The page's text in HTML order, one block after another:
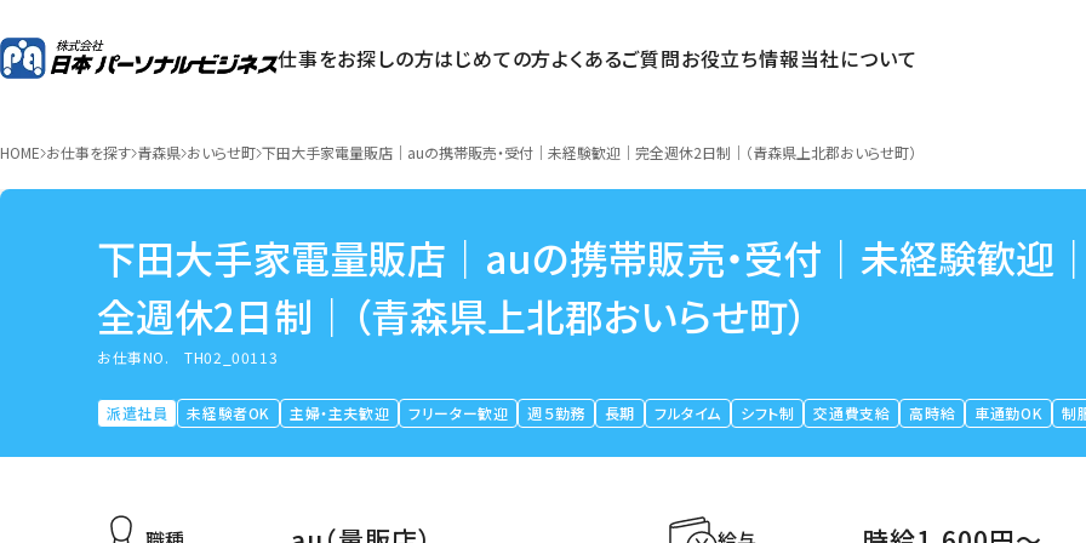
仕事をお探しの方はじめての方よくあるご質問お役立ち情報当社について
HOME お仕事を探す 青森県 おいらせ町 下田大手家電量販店｜auの携帯販売・受付｜未経験歓迎｜完全週休2日制｜（青森県上北郡おいらせ町）
下田大手家電量販店｜auの携帯販売・受付｜未経験歓迎
全週休2日制｜（青森県上北郡おいらせ町）
お仕事NO.TH02_00113
派遣社員 未経験者OK 主婦・主夫歓迎 フリーター歓迎 週５勤務 長期 フルタイム シフト制 交通費支給 高時給 車通勤OK 制